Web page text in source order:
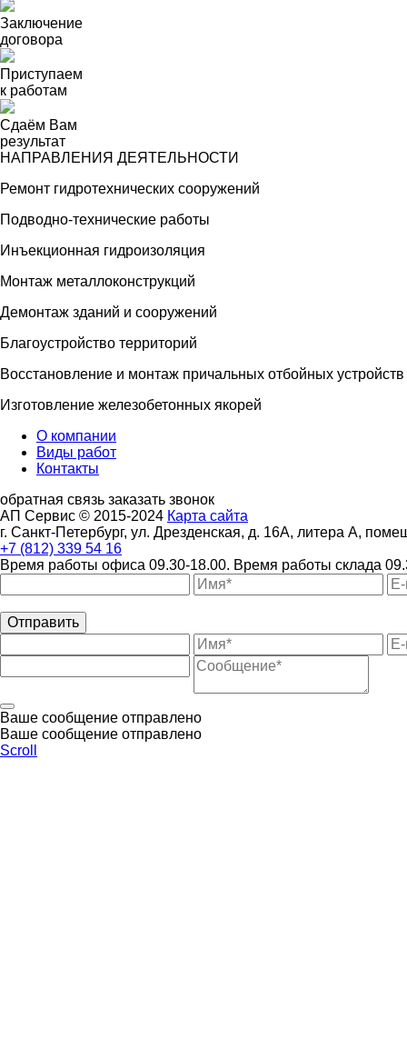
Заключение
договора
Приступаем
к работам
Сдаём Вам
результат
НАПРАВЛЕНИЯ ДЕЯТЕЛЬНОСТИ
Ремонт гидротехнических сооружений
Подводно-технические работы
Инъекционная гидроизоляция
Монтаж металлоконструкций
Демонтаж зданий и сооружений
Благоустройство территорий
Восстановление и монтаж причальных отбойных устройств
Изготовление железобетонных якорей
О компании
Виды работ
Контакты
обратная связь заказать звонок
АП Сервис © 2015-2024 Карта сайта
г. Санкт-Петербург, ул. Дрезденская, д. 16А, литера А,
+7 (812) 339 54 16
Время работы офиса 09.30-18.00. Время работы склада
Отправить
Ваше сообщение отправлено
Ваше сообщение отправлено
Scroll